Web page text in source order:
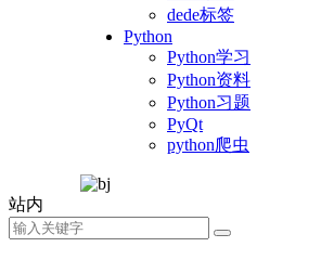
dede标签
Python
Python学习
Python资料
Python习题
PyQt
python爬虫
站内